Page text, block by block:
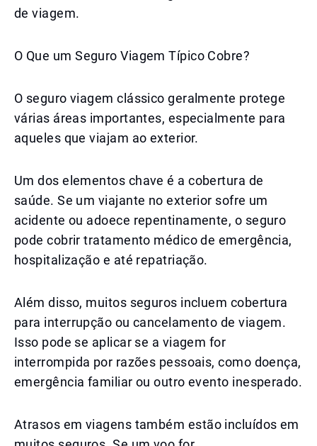
de viagem.
O Que um Seguro Viagem Típico Cobre?
O seguro viagem clássico geralmente protege
várias áreas importantes, especialmente para
aqueles que viajam ao exterior.
Um dos elementos chave é a cobertura de
saúde. Se um viajante no exterior sofre um
acidente ou adoece repentinamente, o seguro
pode cobrir tratamento médico de emergência,
hospitalização e até repatriação.
Além disso, muitos seguros incluem cobertura
para interrupção ou cancelamento de viagem.
Isso pode se aplicar se a viagem for
interrompida por razões pessoais, como doença,
emergência familiar ou outro evento inesperado.
Atrasos em viagens também estão incluídos em